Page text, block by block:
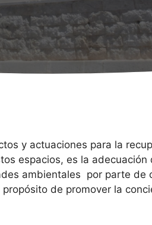
y actuaciones para la
espacios, es la adecuación
ambientales por parte de
de promover la